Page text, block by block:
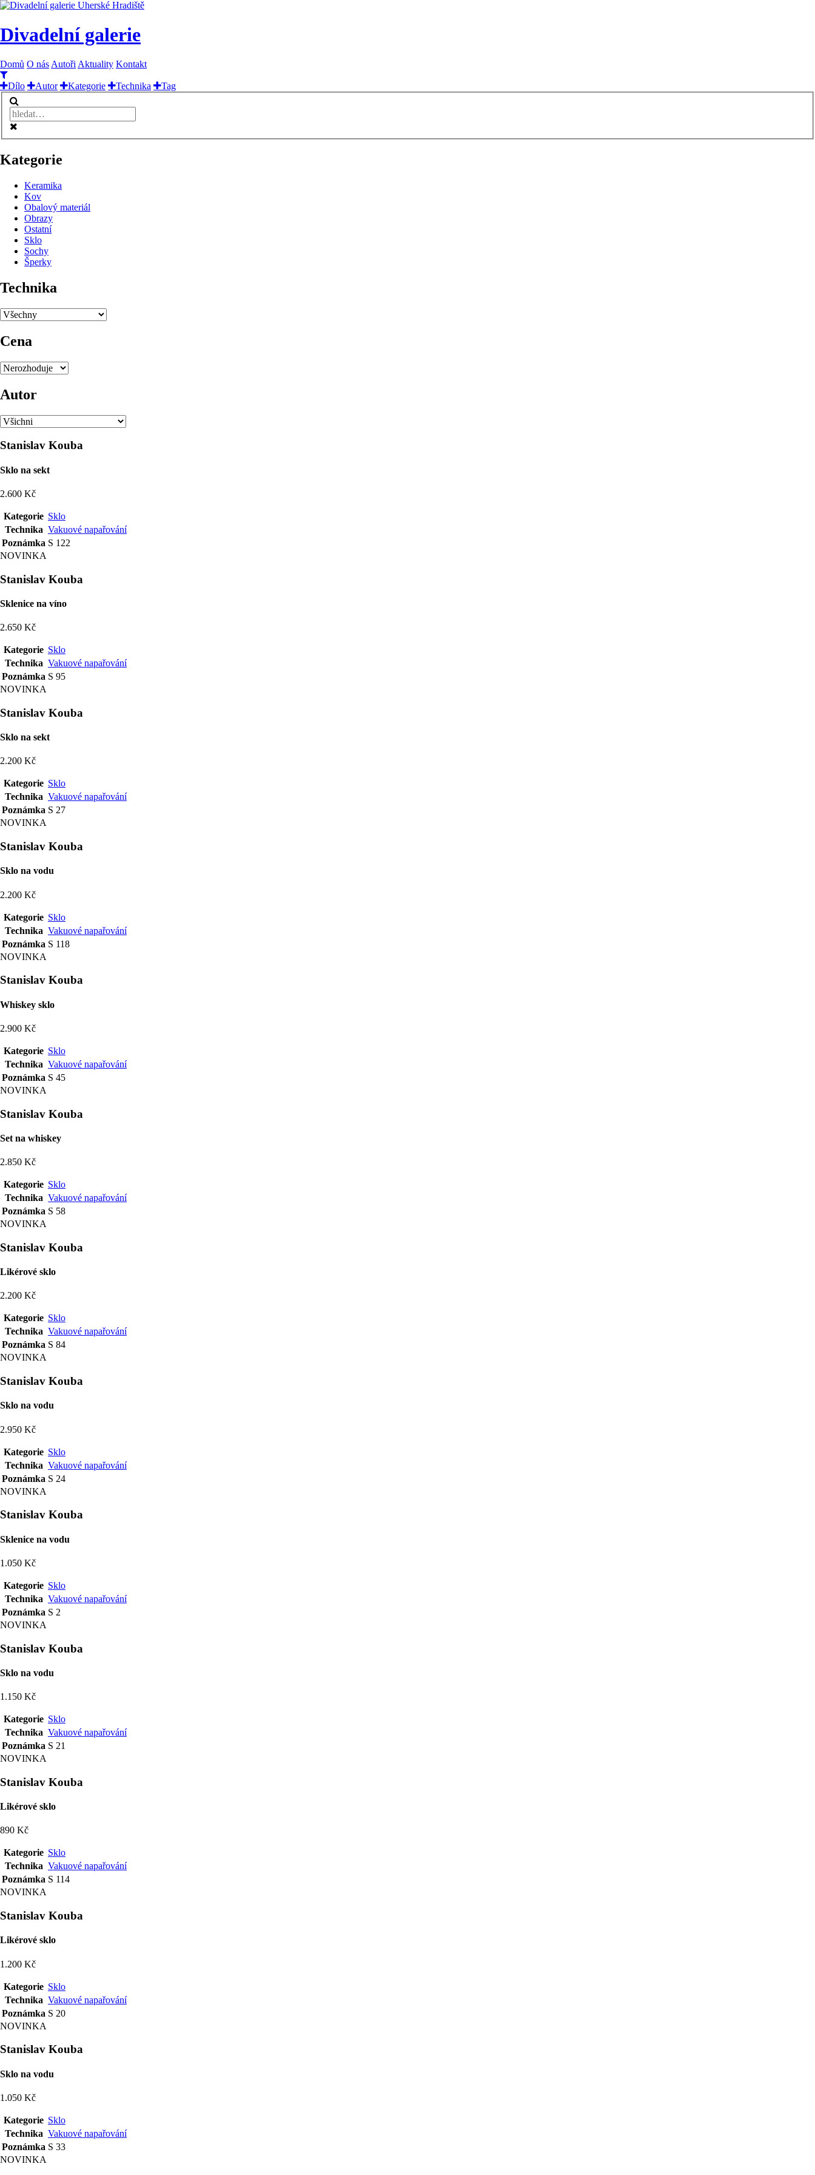
Divadelní galerie
Domů O nás Autoři Aktuality Kontakt
Dílo Autor Kategorie Technika Tag
Kategorie
Keramika
Kov
Obalový materiál
Obrazy
Ostatní
Sklo
Sochy
Šperky
Technika
Cena
Autor
Stanislav Kouba
Sklo na sekt
2.600 Kč
Kategorie Sklo
Technika Vakuové napařování
Poznámka S 122
NOVINKA
Stanislav Kouba
Sklenice na víno
2.650 Kč
Kategorie Sklo
Technika Vakuové napařování
Poznámka S 95
NOVINKA
Stanislav Kouba
Sklo na sekt
2.200 Kč
Kategorie Sklo
Technika Vakuové napařování
Poznámka S 27
NOVINKA
Stanislav Kouba
Sklo na vodu
2.200 Kč
Kategorie Sklo
Technika Vakuové napařování
Poznámka S 118
NOVINKA
Stanislav Kouba
Whiskey sklo
2.900 Kč
Kategorie Sklo
Technika Vakuové napařování
Poznámka S 45
NOVINKA
Stanislav Kouba
Set na whiskey
2.850 Kč
Kategorie Sklo
Technika Vakuové napařování
Poznámka S 58
NOVINKA
Stanislav Kouba
Likérové sklo
2.200 Kč
Kategorie Sklo
Technika Vakuové napařování
Poznámka S 84
NOVINKA
Stanislav Kouba
Sklo na vodu
2.950 Kč
Kategorie Sklo
Technika Vakuové napařování
Poznámka S 24
NOVINKA
Stanislav Kouba
Sklenice na vodu
1.050 Kč
Kategorie Sklo
Technika Vakuové napařování
Poznámka S 2
NOVINKA
Stanislav Kouba
Sklo na vodu
1.150 Kč
Kategorie Sklo
Technika Vakuové napařování
Poznámka S 21
NOVINKA
Stanislav Kouba
Likérové sklo
890 Kč
Kategorie Sklo
Technika Vakuové napařování
Poznámka S 114
NOVINKA
Stanislav Kouba
Likérové sklo
1.200 Kč
Kategorie Sklo
Technika Vakuové napařování
Poznámka S 20
NOVINKA
Stanislav Kouba
Sklo na vodu
1.050 Kč
Kategorie Sklo
Technika Vakuové napařování
Poznámka S 33
NOVINKA